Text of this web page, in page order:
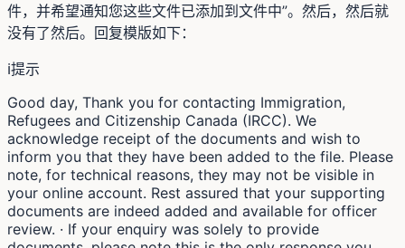
件，并希望通知您这些文件已添加到文件中”。然后，然后就
没有了然后。回复模版如下：
ℹ️提示
Good day, Thank you for contacting Immigration,
Refugees and Citizenship Canada (IRCC). We
acknowledge receipt of the documents and wish to
inform you that they have been added to the file. Please
note, for technical reasons, they may not be visible in
your online account. Rest assured that your supporting
documents are indeed added and available for officer
review. · If your enquiry was solely to provide